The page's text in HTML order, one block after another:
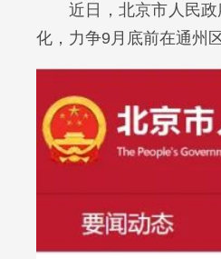
近日，北京市人民
化，力争9月底前在通州